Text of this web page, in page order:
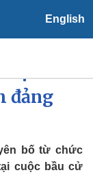
English
tiết
đảng
bố từ chức
cuộc bầu cử